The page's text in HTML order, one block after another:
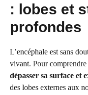
: lobes et
profondes
L’encéphale est sans
vivant. Pour
dépasser sa surface et
des lobes externes aux